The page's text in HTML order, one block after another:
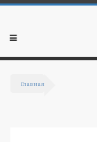
Перейти к основному
Мобильное
Главная